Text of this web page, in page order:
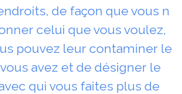
de façon que vous n
celui que vous voulez,
pouvez leur contaminer le
avez et de désigner le
qui vous faites plus de